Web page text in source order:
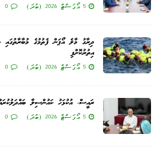
5 އޯގަސްޓް 2026 (ބުދަ) 0
އިތުރުކޮށްފި
5 އޯގަސްޓް 2026 (ބުދަ) 0
ރައީސް، އުކުޅަހު ކައުންސިލާ
5 އޯގަސްޓް 2026 (ބުދަ) 0